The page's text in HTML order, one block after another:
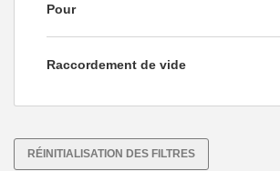
Pour
Smart Cups à partir de Ø50
Smart Cups jusqu’à Ø40
Raccordement de vide
G1/8 po intérieur
RÉINITIALISATION DES FILTRES